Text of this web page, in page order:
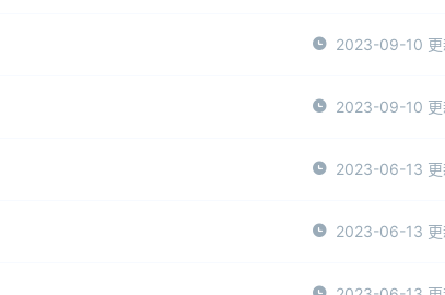
2023-09-10 更
2023-09-10 更
2023-06-13 更
2023-06-13 更